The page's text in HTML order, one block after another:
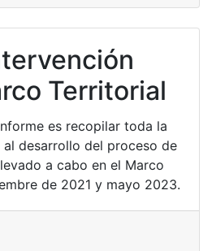
Territorial
es recopilar toda la
desarrollo del proceso de
a cabo en el Marco
de 2021 y mayo 2023.